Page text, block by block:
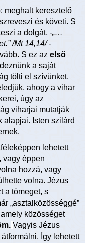
meghalt keresztelő
és követi. S
a dolgát, -„…
/Mt 14,14/ -
S ez az első
a saját
tölti el szívünket.
ahogy a vihar
úgy az
viharjai mutatják
alapjai. Isten szilárd
lehetett
vagy éppen
hozzá, vagy
volna. Jézus
a tömeget, s
„asztalközösséggé”
közösséget
Vagyis Jézus
Így lehetett